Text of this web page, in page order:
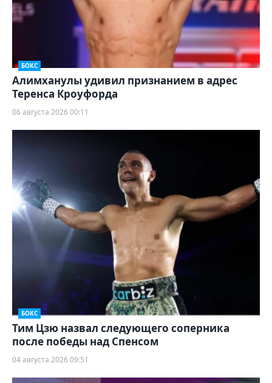
БОКС
Алимханулы удивил признанием в адрес
Теренса Кроуфорда
06 августа 2026 00:11
БОКС
Тим Цзю назвал следующего соперника
после победы над Спенсом
04 августа 2026 09:51